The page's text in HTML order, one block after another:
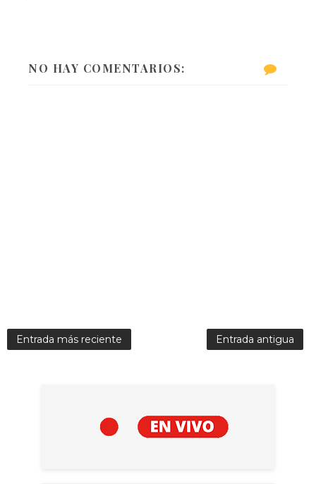
NO HAY COMENTARIOS:
Entrada más reciente Entrada antigua